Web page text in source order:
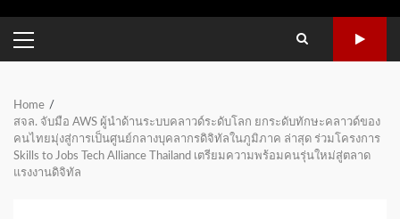
PRIMARY
MENU
Home
สจล. จับมือ AWS ผู้นำด้านระบบคลาวด์ระดับโลก ยกระดับทักษะคลาวด์ของ
คนไทยมุ่งสู่การเป็นศูนย์กลางบุคลากรดิจิทัลในภูมิภาค ล่าสุด ร่วมโครงการ
Skills to Jobs Tech Alliance Thailand เตรียมความพร้อมคนรุ่นใหม่สู่ตลาด
แรงงานดิจิทัล